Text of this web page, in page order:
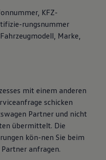
KFZ-
rungsnummer
Marke,
mit einem anderen
schicken
Partner und nicht
übermittelt. Die
kön-nen Sie beim
anfragen.